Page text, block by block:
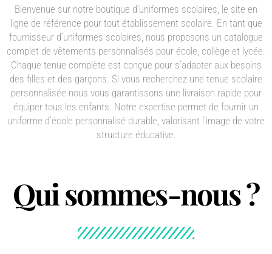
Bienvenue sur notre boutique d’uniformes scolaires, le site en
ligne de référence pour tout établissement scolaire. En tant que
fournisseur d’uniformes scolaires, nous proposons un catalogue
complet de vêtements personnalisés pour école, collège et lycée.
Chaque tenue complète est conçue pour s’adapter aux besoins
des filles et des garçons. Si vous recherchez une tenue scolaire
personnalisée nous vous garantissons une livraison rapide pour
équiper tous les enfants. Notre expertise permet de fournir un
uniforme d’école personnalisé durable, valorisant l’image de votre
structure éducative.
Qui sommes-nous ?